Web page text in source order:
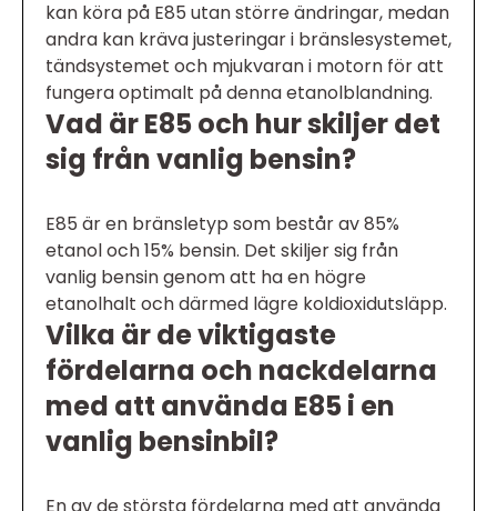
kan köra på E85 utan större ändringar, medan
andra kan kräva justeringar i bränslesystemet,
tändsystemet och mjukvaran i motorn för att
fungera optimalt på denna etanolblandning.
Vad är E85 och hur skiljer det
sig från vanlig bensin?
E85 är en bränsletyp som består av 85%
etanol och 15% bensin. Det skiljer sig från
vanlig bensin genom att ha en högre
etanolhalt och därmed lägre koldioxidutsläpp.
Vilka är de viktigaste
fördelarna och nackdelarna
med att använda E85 i en
vanlig bensinbil?